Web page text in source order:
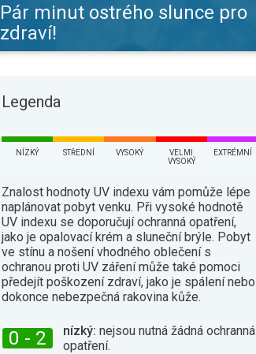
Pár minut ostrého slunce pro
zdraví!
Legenda
NÍZKÝ STŘEDNÍ VYSOKÝ
VELMI
VYSOKÝ
EXTRÉMNÍ
Znalost hodnoty UV indexu vám pomůže lépe
naplánovat pobyt venku. Při vysoké hodnotě
UV indexu se doporučují ochranná opatření,
jako je opalovací krém a sluneční brýle. Pobyt
ve stínu a nošení vhodného oblečení s
ochranou proti UV záření může také pomoci
předejít poškození zdraví, jako je spálení nebo
dokonce nebezpečná rakovina kůže.
0 - 2 nízký: nejsou nutná žádná ochranná
opatření.